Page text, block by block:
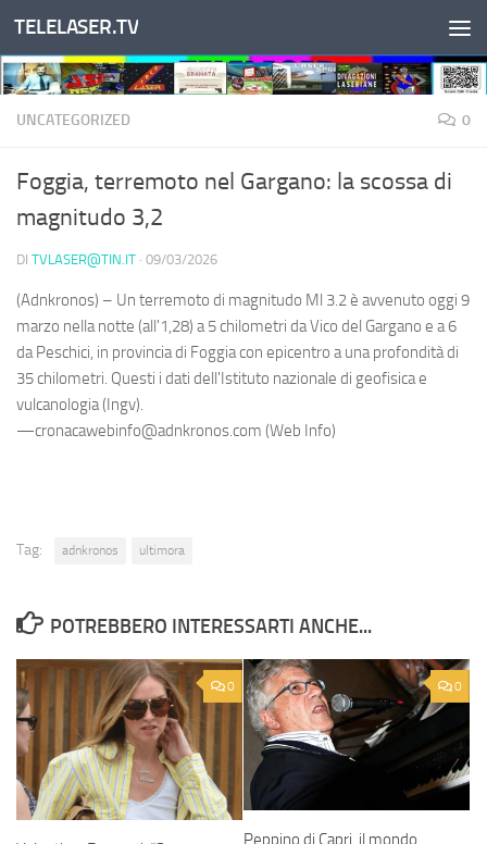
Salta al contenuto
TELELASER.TV
UNCATEGORIZED 0
Foggia, terremoto nel Gargano: la scossa di
magnitudo 3,2
DI TVLASER@TIN.IT · 09/03/2026
(Adnkronos) – Un terremoto di magnitudo Ml 3.2 è avvenuto oggi 9
marzo nella notte (all'1,28) a 5 chilometri da Vico del Gargano e a 6
da Peschici, in provincia di Foggia con epicentro a una profondità di
35 chilometri. Questi i dati dell'Istituto nazionale di geofisica e
vulcanologia (Ingv).
—cronacawebinfo@adnkronos.com (Web Info)
Tag: adnkronos ultimora
POTREBBERO INTERESSARTI ANCHE...
0 0
Peppino di Capri, il mondo